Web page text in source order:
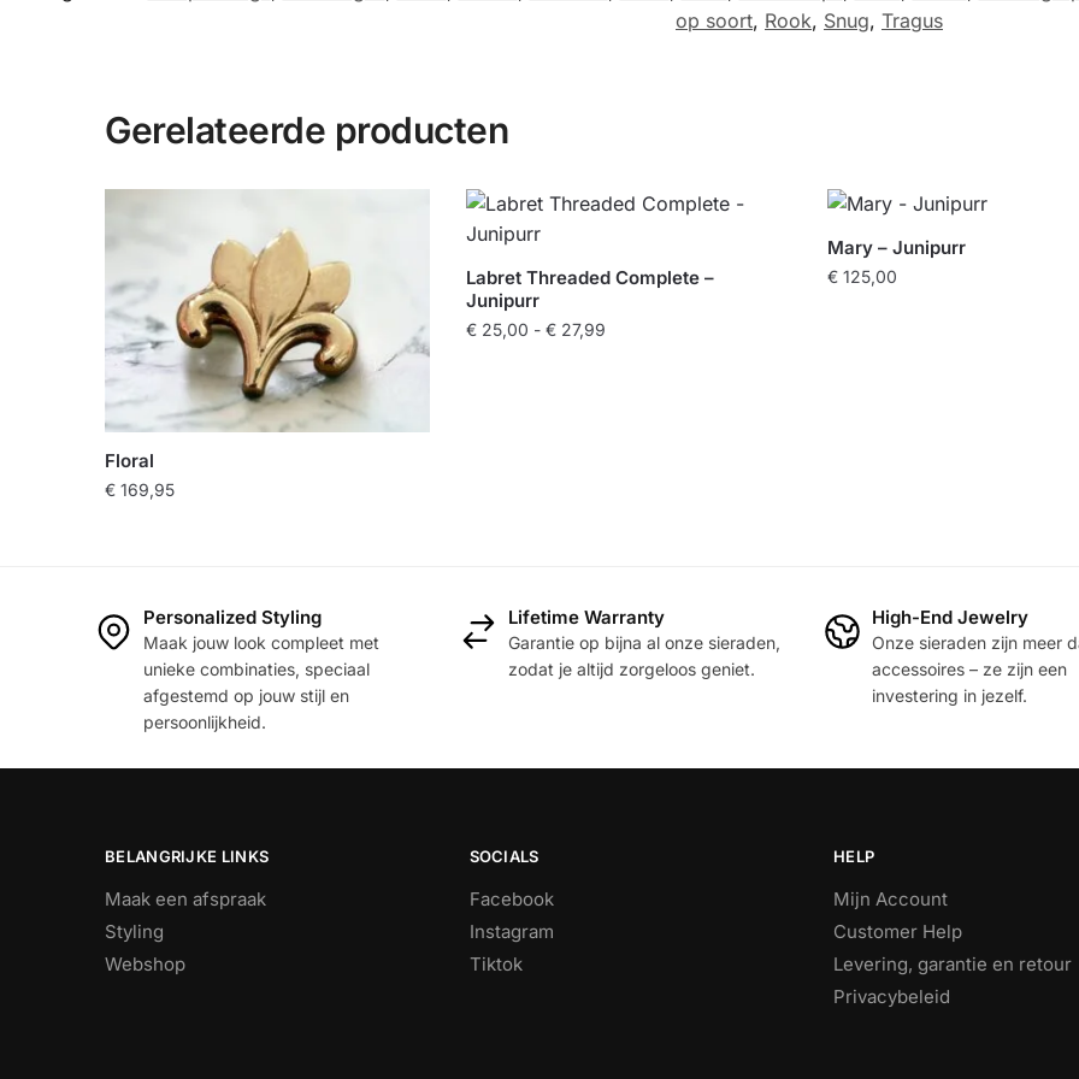
op soort, Rook, Snug, Tragus
Gerelateerde producten
Floral
€ 169,95
Labret Threaded Complete –
Junipurr
€ 25,00 - € 27,99
gekozen
worden
Mary – Junipurr
€125,00
op
de
productpagina
Personalized Styling
Maak jouw look compleet met
unieke combinaties, speciaal
afgestemd op jouw stijl en
persoonlijkheid.
Lifetime Warranty
Garantie op bijna al onze sieraden,
zodat je altijd zorgeloos geniet.
High-End Jewelry
Onze sieraden zijn meer
accessoires – ze zijn een
investering in jezelf.
BELANGRIJKE LINKS
Maak een afspraak
Styling
Webshop
SOCIALS
Facebook
Instagram
Tiktok
HELP
Mijn Account
Customer Help
Levering, garantie en retour
Privacybeleid